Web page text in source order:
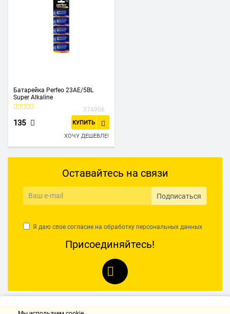
Батарейка Perfeo 23AE/5BL
Super Alkaline
374906
135 КУПИТЬ
ХОЧУ ДЕШЕВЛЕ!
Оставайтесь на связи
Подписаться
Я даю свое согласие на обработку персональных данных
Присоединяйтесь!